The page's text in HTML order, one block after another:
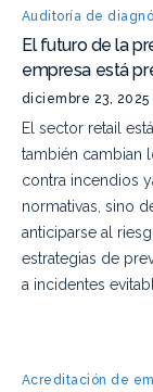
Auditoría de
El futuro de la
empresa está
diciembre 23, 2025
El sector retail
también cambian
contra incendios
normativas, sino
anticiparse al
estrategias de
a incidentes
Acreditación de